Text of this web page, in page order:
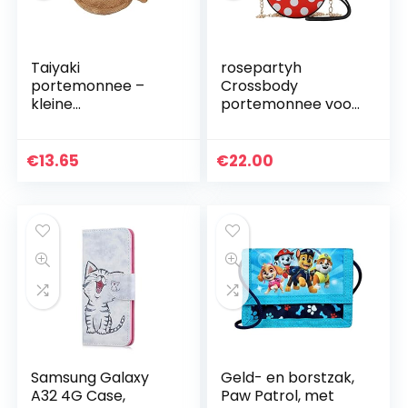
Taiyaki
portemonnee –
kleine
bevatten, pluche
€13.65
rosepartyh
Crossbody
portemonnee voor
handtas
€22.00
Samsung Galaxy
A32 4G Case,
Geld- en borstzak,
Paw Patrol, met